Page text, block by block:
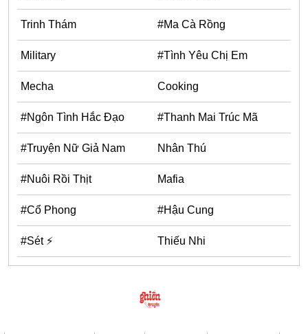
Yuri
Cưới Trước Yêu Sau
#Trùng Sinh
Showbiz
Doujinshi
Adult
Mature
Trinh Thám #Ma Cà Rồng
Military #Tình Yêu Chị Em
Mecha Cooking
#Ngôn Tình Hắc Đạo #Thanh Mai Trúc Mã
#Truyện Nữ Giả Nam Nhân Thú
#Nuôi Rồi Thịt Mafia
#Cổ Phong #Hậu Cung
#Sét ⚡ Thiếu Nhi